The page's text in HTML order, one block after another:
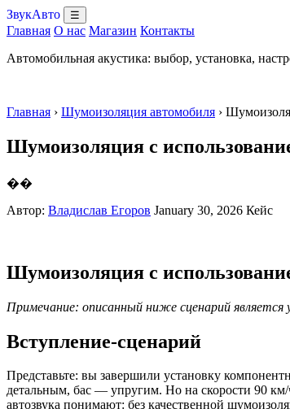
ЗвукАвто ☰
Главная О нас Магазин Контакты
Автомобильная акустика: выбор, установка,
Главная › Шумоизоляция автомобиля ›
Шумоизоляция с
��
Автор: Владислав Егоров January 30, 2026 Кейс
Шумоизоляция с
Примечание: описанный ниже сценарий
Вступление-сценарий
Представьте: вы завершили установку
детальным, бас — упругим. Но на скорости 90 км/
автозвука понимают: без качественной